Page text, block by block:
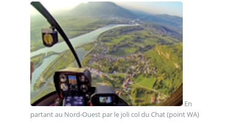
En
partant au Nord-Ouest par le joli col du Chat (point WA)